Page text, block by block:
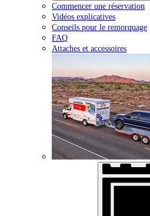
Commencer une réservation
Vidéos explicatives
Conseils pour le remorquage
FAQ
Attaches et accessoires